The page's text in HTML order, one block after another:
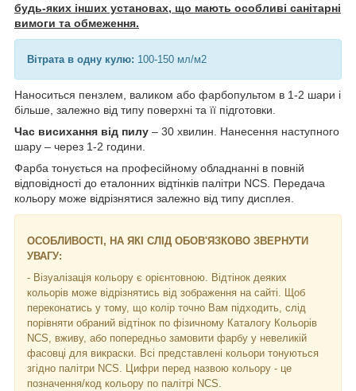
будь-яких інших установах, що мають особливі санітарні
вимоги та обмеження.
Вітрата в одну кулю: 100-150 мл/м2
Наноситься пензлем, валиком або фарбопультом в 1-2 шари і
більше, залежно від типу поверхні та її підготовки.
Час висихання від пилу – 30 хвилин. Нанесення наступного
шару – через 1-2 години.
Фарба тонується на професійному обладнанні в повній
відповідності до еталонних відтінків палітри NCS. Передача
кольору може відрізнятися залежно від типу дисплея.
ОСОБЛИВОСТІ, НА ЯКІ СЛІД ОБОВ'ЯЗКОВО ЗВЕРНУТИ
УВАГУ:
- Візуалізація кольору є орієнтовною. Відтінок деяких
кольорів може відрізнятись від зображення на сайті. Щоб
переконатись у тому, що колір точно Вам підходить, слід
порівняти обраний відтінок по фізичному Каталогу Кольорів
NCS, вживу, або попередньо замовити фарбу у невеликій
фасовці для викраски. Всі представлені кольори тонуються
згідно палітри NCS. Цифри перед назвою кольору - це
позначення/код кольору по палітрі NCS.